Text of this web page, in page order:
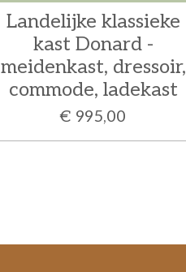
Landelijke klassieke
kast Donard -
meidenkast, dressoir,
commode, ladekast
€ 995,00